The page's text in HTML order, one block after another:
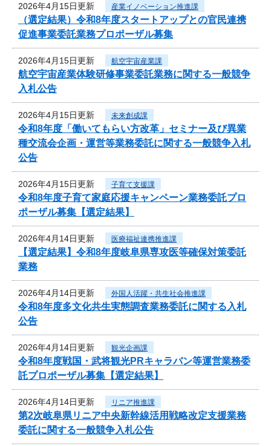
2026年4月15日更新 産業イノベーション推進課
（選定結果）令和8年度スタートアップとの官民連携
促進事業委託業務プロポーザル募集
2026年4月15日更新 航空宇宙産業課
航空宇宙産業体験研修事業委託業務に関する一般競争
入札公告
2026年4月15日更新 未来創成課
令和8年度「働いてもらい方改革」セミナー及び異業
種交流会企画・運営等業務委託に関する一般競争入札
公告
2026年4月15日更新 子育て支援課
令和8年度子育て家庭応援キャンペーン業務委託プロ
ポーザル募集【選定結果】
2026年4月14日更新 医療福祉連携推進課
【選定結果】令和8年度岐阜県専攻医等確保対策委託
業務
2026年4月14日更新 外国人活躍・共生社会推進課
令和8年度多文化共生実態調査業務委託に関する入札
公告
2026年4月14日更新 観光企画課
令和8年度戦国・武将観光PRキャラバン等運営業務委
託プロポーザル募集【選定結果】
2026年4月14日更新 リニア推進課
第2次岐阜県リニア中央新幹線活用戦略改定支援業務
委託に関する一般競争入札公告